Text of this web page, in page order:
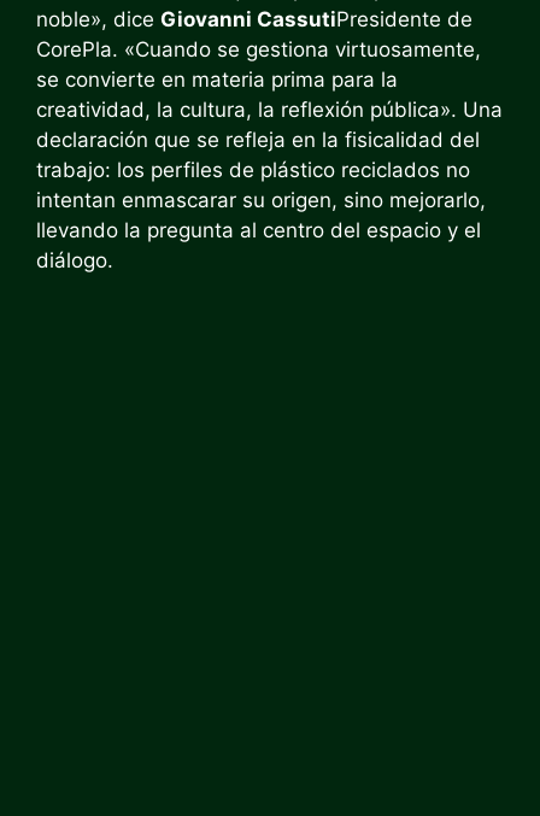
noble», dice Giovanni CassutiPresidente de
CorePla. «Cuando se gestiona virtuosamente,
se convierte en materia prima para la
creatividad, la cultura, la reflexión pública». Una
declaración que se refleja en la fisicalidad del
trabajo: los perfiles de plástico reciclados no
intentan enmascarar su origen, sino mejorarlo,
llevando la pregunta al centro del espacio y el
diálogo.